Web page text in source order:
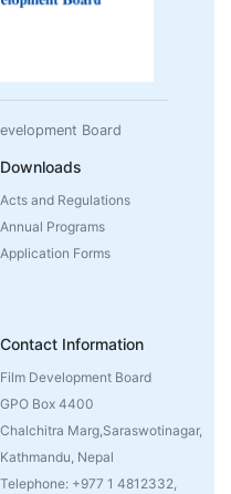
Board
Downloads
Acts and Regulations
Annual Programs
Application Forms
Contact Information
Film Development Board
GPO Box 4400
Chalchitra Marg,Saraswotinagar,
Kathmandu, Nepal
Telephone: +977 1 4812332,